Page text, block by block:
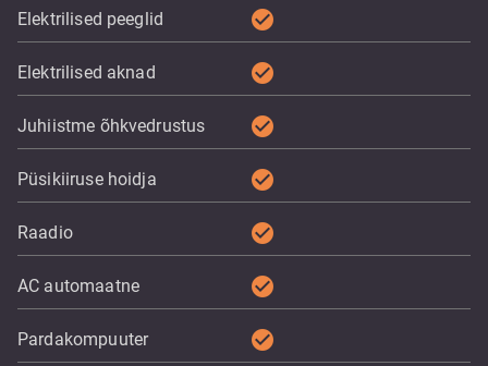
Elektrilised peeglid check_circle
Elektrilised aknad check_circle
Juhiistme õhkvedrustus check_circle
Püsikiiruse hoidja check_circle
Raadio check_circle
AC automaatne check_circle
Pardakompuuter check_circle